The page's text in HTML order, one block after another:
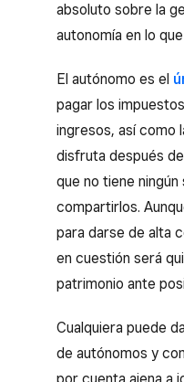
absoluto sobre la
autonomía en lo
El autónomo es el
pagar los
ingresos, así como
disfruta después
que no tiene
compartirlos.
para darse de alta
en cuestión será
patrimonio ante
Cualquiera puede
de autónomos y